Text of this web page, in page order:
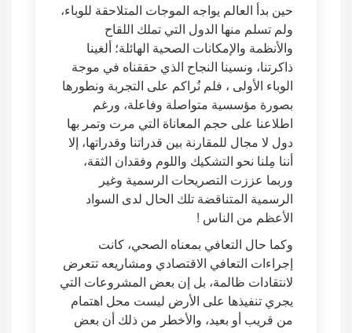
حين بدأ العالم يواجه الموجات المتلاحقة للوباء،
ولم تسلم منها الدول التي تملك اللقاح
والأنظمة والإمكانات الصحية الهائلة؛ ألغينا
ذاكرتنا، ونسينا النجاح الذي حققناه في موجة
الوباء الأولى ، فلم نُراكم على التجربة ونطورها
بصورة مؤسسية متواصلة وفاعلة، ورغم
اطلاعنا على حجم المعاناة التي مرت وتمر بها
دول لا مجال للمقارنة بين قدراتنا وقدراتها، إلا
أننا مِلنا نحو التشكيك واللوم وفقدان الثقة،
وربما عززت التصريحات الرسمية وغير
الرسمية المتناقضة تلك الحال لدى السواد
الأعظم من الناس !
وكما حال التعافي بمعناه الصحي، كانت
إجراءات التعافي الاقتصادي ومشاريعه تتعرض
لانتقادات ظالمة، بل إن بعض المشروعات التي
يجري تنفيذها على الأرض ليست محل اهتمام
من قريب أو بعيد، والأخطر من ذلك أن بعض